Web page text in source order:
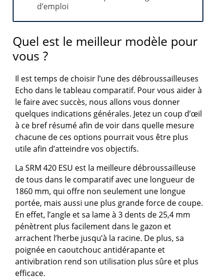
d’emploi
Quel est le meilleur modèle pour
vous ?
Il est temps de choisir l’une des débroussailleuses
Echo dans le tableau comparatif. Pour vous aider à
le faire avec succès, nous allons vous donner
quelques indications générales. Jetez un coup d’œil
à ce bref résumé afin de voir dans quelle mesure
chacune de ces options pourrait vous être plus
utile afin d’atteindre vos objectifs.
La SRM 420 ESU est la meilleure débroussailleuse
de tous dans le comparatif avec une longueur de
1860 mm, qui offre non seulement une longue
portée, mais aussi une plus grande force de coupe.
En effet, l’angle et sa lame à 3 dents de 25,4 mm
pénètrent plus facilement dans le gazon et
arrachent l’herbe jusqu’à la racine. De plus, sa
poignée en caoutchouc antidérapante et
antivibration rend son utilisation plus sûre et plus
efficace.